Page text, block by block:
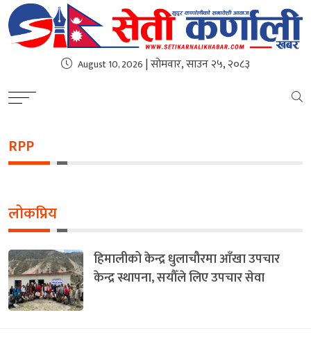
August 10, 2026 | सोमवार, साउन २५, २०८३
RPP
लोकप्रिय
हिमालीको केन्द्र धुलाचौरमा आँखा उपचार
केन्द्र स्थापना, सयौँले लिए उपचार सेवा